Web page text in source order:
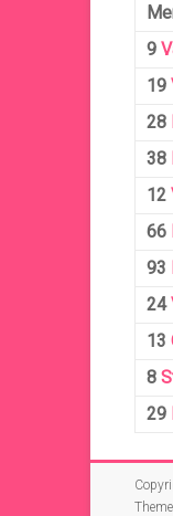
9
19
28
38
12
66
93
24
13
8
29